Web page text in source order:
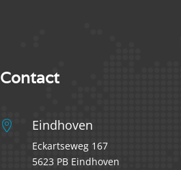
Contact
 Eindhoven
Eckartseweg 167
5623 PB Eindhoven